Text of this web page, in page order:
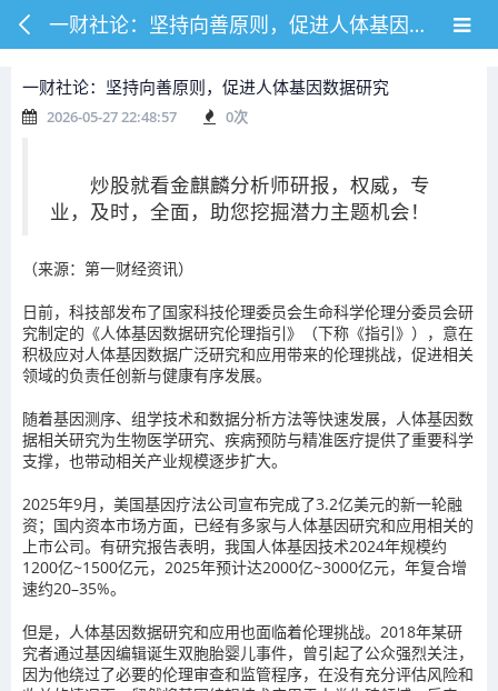
一财社论：坚持向善原则，促进人体基因数据研究
一财社论：坚持向善原则，促进人体基因数据研究
2026-05-27 22:48:57 0次
炒股就看金麒麟分析师研报，权威，专
业，及时，全面，助您挖掘潜力主题机会！
（来源：第一财经资讯）
日前，科技部发布了国家科技伦理委员会生命科学伦理分委员会研
究制定的《人体基因数据研究伦理指引》（下称《指引》），意在
积极应对人体基因数据广泛研究和应用带来的伦理挑战，促进相关
领域的负责任创新与健康有序发展。
随着基因测序、组学技术和数据分析方法等快速发展，人体基因数
据相关研究为生物医学研究、疾病预防与精准医疗提供了重要科学
支撑，也带动相关产业规模逐步扩大。
2025年9月，美国基因疗法公司宣布完成了3.2亿美元的新一轮融
资；国内资本市场方面，已经有多家与人体基因研究和应用相关的
上市公司。有研究报告表明，我国人体基因技术2024年规模约
1200亿~1500亿元，2025年预计达2000亿~3000亿元，年复合增
速约20–35%。
但是，人体基因数据研究和应用也面临着伦理挑战。2018年某研
究者通过基因编辑诞生双胞胎婴儿事件，曾引起了公众强烈关注，
因为他绕过了必要的伦理审查和监管程序，在没有充分评估风险和